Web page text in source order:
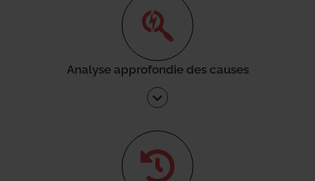
Analyse approfondie des causes